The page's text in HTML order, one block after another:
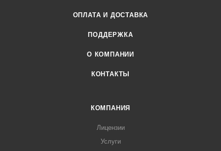
ОПЛАТА И ДОСТАВКА
ПОДДЕРЖКА
О КОМПАНИИ
КОНТАКТЫ
КОМПАНИЯ
Лицензии
Услуги